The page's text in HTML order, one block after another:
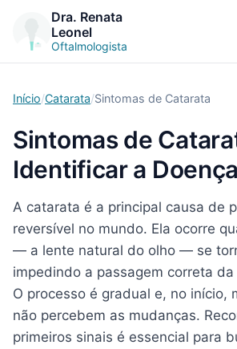
Dra. Renata
Leonel
Oftalmologista
Início Catarata Sintomas de Catarata
Sintomas de
Identificar a Doença
A catarata é a principal causa de
reversível no mundo. Ela ocorre
— a lente natural do olho — se
impedindo a passagem correta
O processo é gradual e, no início,
não percebem as mudanças.
primeiros sinais é essencial para